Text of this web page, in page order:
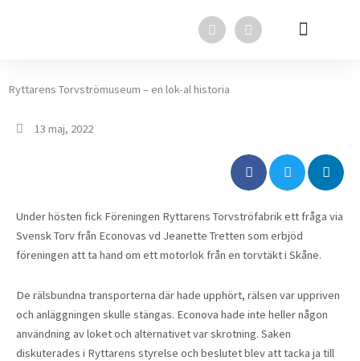
F
a
c
o
L
i
n
Ryttarens Torvströmuseum – en lok-al historia
13 maj, 2022
Under hösten fick Föreningen Ryttarens Torvströfabrik ett fråga via
Svensk Torv från Econovas vd Jeanette Tretten som erbjöd
föreningen att ta hand om ett motorlok från en torvtäkt i Skåne.
De rälsbundna transporterna där hade upphört, rälsen var uppriven
och anläggningen skulle stängas. Econova hade inte heller någon
användning av loket och alternativet var skrotning. Saken
diskuterades i Ryttarens styrelse och beslutet blev att tacka ja till